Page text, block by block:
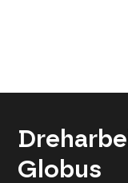
Globus